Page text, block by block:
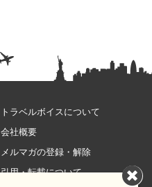
トラベルボイスについて
会社概要
メルマガの登録・解除
引用・転載について